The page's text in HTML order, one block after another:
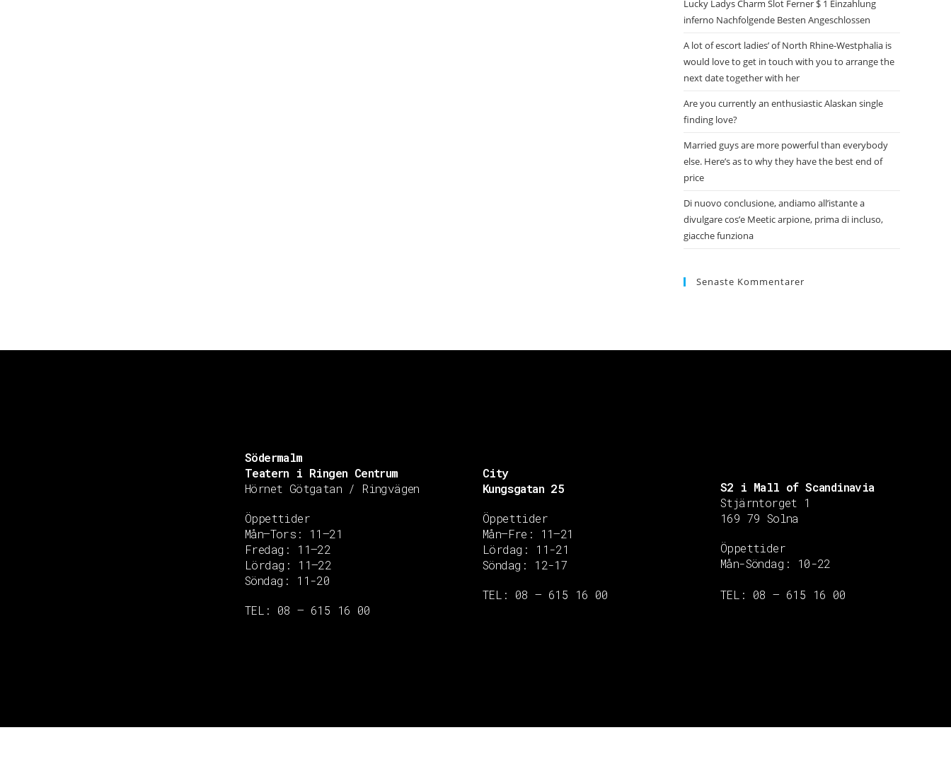
Lucky Ladys Charm Slot Ferner $ 1 Einzahlung
inferno Nachfolgende Besten Angeschlossen
A lot of escort ladies’ of North Rhine-Westphalia is
would love to get in touch with you to arrange the
next date together with her
Are you currently an enthusiastic Alaskan single
finding love?
Married guys are more powerful than everybody
else. Here’s as to why they have the best end of
price
Di nuovo conclusione, andiamo all’istante a
divulgare cos’e Meetic arpione, prima di incluso,
giacche funziona
Senaste Kommentarer
Södermalm
Teatern i Ringen Centrum
Hörnet Götgatan / Ringvägen
Öppettider
Mån–Tors: 11–21
Fredag: 11–22
Lördag: 11–22
Söndag: 11-20
TEL: 08 – 615 16 00
City
Kungsgatan 25
Öppettider
Mån–Fre: 11–21
Lördag: 11-21
Söndag: 12-17
TEL: 08 – 615 16 00
S2 i Mall of Scandinavia
Stjärntorget 1
169 79 Solna
Öppettider
Mån-Söndag:
10-22
TEL: 08 – 615 16 00